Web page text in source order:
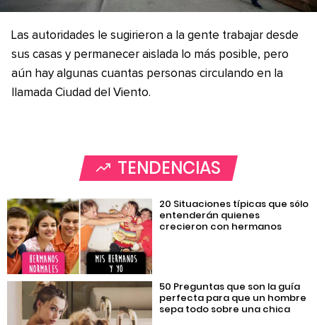
Las autoridades le sugirieron a la gente trabajar desde
sus casas y permanecer aislada lo más posible, pero
aún hay algunas cuantas personas circulando en la
llamada Ciudad del Viento.
TENDENCIAS
20 Situaciones típicas que sólo
entenderán quienes
crecieron con hermanos
50 Preguntas que son la guía
perfecta para que un hombre
sepa todo sobre una chica